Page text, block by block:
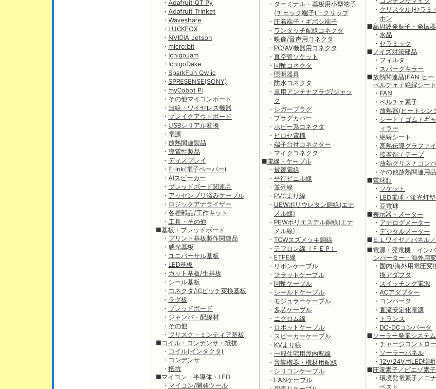
・ Adafruit QT Py
・ Adafruit Trinket
・ Waveshare
・ LUCKFOX
・ NVIDIA Jetson
・ micro:bit
・ IchigoJam
・ IchigoDake
・ SparkFun Qwiic
・ SPRESENSE(SONY)
・ myCobot Pi
・ その他マイコンボード
・ 無線・ワイヤレス機器
・ ブレイクアウトボード
・ USBシリアル変換
・ 電源
・ 放熱関連製品
・ 導電性製品
・ ディスプレイ
・ E-Ink(電子ペーパー)
・ AIスピーカー
・ ブレッドボード関連品
・ アッセンブリ済みケーブル
・ ロジックアナライザー
・ 各種部品/工作キット
・ 工具・その他
■基板・ブレッドボード
・ プリント基板製作関連品
・ 感光基板
・ ユニバーサル基板
・ LED基板
・ カット基板/生基板
・ シール基板
・ コネクタ/ICピッチ変換基板
・ ラグ板
・ ブレッドボード
・ ジャンパ・配線材
・ その他
・ フリスク・ミンティア基板
■コイル・コンデンサ・抵抗
・ コイル(インダクタ)
・ コンデンサ
・ 抵抗
■マイコン・半導体・LED
・ マイコン/開発ツール
・ ターミナル・基板用小型端子
(チェック端子)・クリップ
・ 圧着端子・ギボシ端子
・ ワンタッチ配線コネクタ
・ 映像/音声用コネクタ
・ PC/AV機器用コネクタ
・ 真空管ソケット
・ 同軸コネクタ
・ 照明器具
・ 防水コネクタ
・ 車用アンテナプラグ/ジャッ
ク
・ シガープラグ
・ プラグカバー
・ ホビー系コネクタ
・ ヒロセ電機
・ 端子台付コネクター
・ マイクコネクタ
■電線・ケーブル
・ 被覆電線
・ 平行ビニル線
・ 並列線
・ PVCより線
・ UEWポリウレタン銅線(エナ
メル線)
・ PEWポリエステル銅線(エナ
メル線)
・ TCWスズメッキ銅線
・ テフロン線（ＦＥＰ）
・ ETFE線
・ リボンケーブル
・ フラットケーブル
・ 同軸ケーブル
・ シールドケーブル
・ モジュラーケーブル
・ 多芯ケーブル
・ ニクロム線
・ ロボットケーブル
・ スピーカーケーブル
・ KVより線
・ 一般住宅用屋内配線
・ 音響機器・機材用配線
・ シリコンケーブル
・ LANケーブル
・ クリスタル(セラミ
ホン
■高周波発振子・発振器
・ 水晶
・ セラミック
■ ノイズ対策部品
・ フィルタ
・ スパークキラー
■放熱関連品(FAN ヒ
ペルチェ / 絶縁シート
・ FAN
・ ペルチェ素子
・ 放熱器(ヒートシン
・ シート / ゴム / ギ
ィラー
・ 絶縁シート
・ 高熱伝導グラファ
・ 接着剤 / テープ
・ 放熱グリス / コン
・ その他放熱関連用品
■電球類
・ ソケット
・ LED電球・蛍光灯
・ 豆電球
■表示器・メーター
・ アナログメーター
・ デジタルメーター
■ ＥＬワイヤ／パネル
■電源・発電機・イン
ンバーター・海外用
・ 国内/海外用電圧変
換アダプタ
・ スイッチング電源
・ ACアダプター
・ コンバータ
・ 直流安定化電源
・ トランス
・ DC-DCコンバータ
■ソーラー発電システム
・ チャージコントロ
・ ソーラーパネル
・ 12V/24V用LED照明
■圧電素子／ピエゾ素子
・ 環境発電素子／エ
ベスト